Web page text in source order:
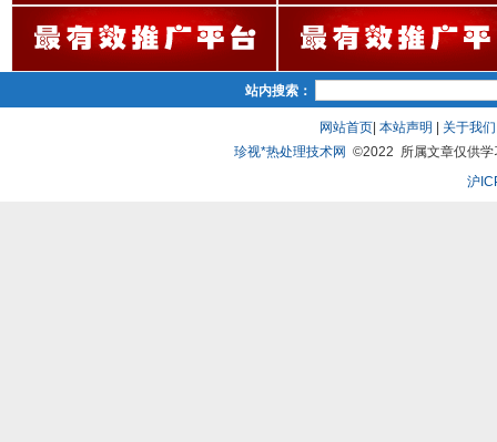
站内搜索：
网站首页| 本站声明 关于我们
珍视*热处理技术网 ©2022 所属文章仅供学
沪